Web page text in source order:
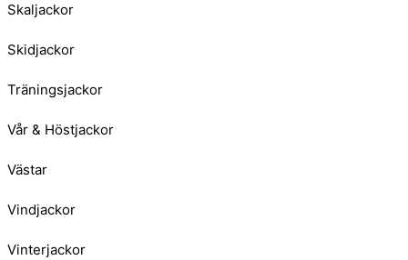
Skaljackor
Skidjackor
Träningsjackor
Vår & Höstjackor
Västar
Vindjackor
Vinterjackor